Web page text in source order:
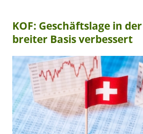
KOF: Geschäftslage in
breiter Basis verbessert